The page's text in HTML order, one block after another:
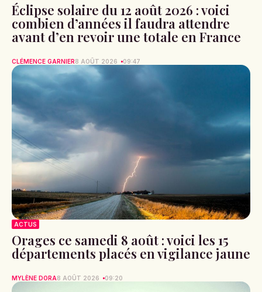
Éclipse solaire du 12 août 2026 : voici
combien d’années il faudra attendre
avant d’en revoir une totale en France
CLÉMENCE GARNIER8 AOÛT 2026 09:47
ACTUS
Orages ce samedi 8 août : voici les 15
départements placés en vigilance jaune
MYLÈNE DORA8 AOÛT 2026 09:20